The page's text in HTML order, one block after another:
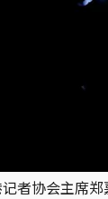
者协会主席